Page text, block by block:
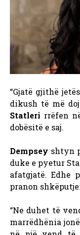
“Gjatë gjithë
dikush të më
Statleri rrëfen
dobësitë e saj.
Dempsey shtyn
duke e pyetur
afatgjatë. Edhe
pranon
“Ne duhet të
marrëdhënia